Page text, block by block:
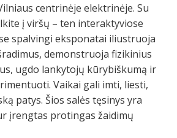
centrinėje elektrinėje. Su
į viršų – ten interaktyviose
spalvingi eksponatai iliustruoja
demonstruoja fizikinius
ugdo lankytojų kūrybiškumą ir
Vaikai gali imti, liesti,
patys. Šios salės tęsinys yra
įrengtas protingas žaidimų